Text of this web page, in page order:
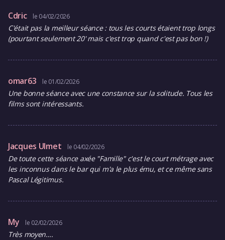
Cdric le 04/02/2026
C'était pas la meilleur séance : tous les courts étaient trop longs
(pourtant seulement 20' mais c'est trop quand c'est pas bon !)
omar63 le 01/02/2026
Une bonne séance avec une constance sur la solitude. Tous les
films sont intéressants.
Jacques Ulmet le 04/02/2026
De toute cette séance axée "Famille" c'est le court métrage avec
les inconnus dans le bar qui m'a le plus ému, et ce même sans
Pascal Légitimus.
My le 02/02/2026
Très moyen….